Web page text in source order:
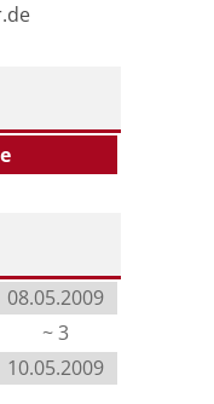
08.05.2009
~ 3
10.05.2009